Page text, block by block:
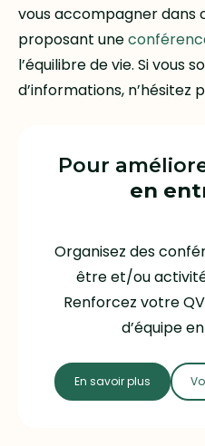
vous accompagner dans
proposant une
l’équilibre de vie. Si vous
d’informations, n’hésitez
Pour
en
Organisez des
être et/ou
Renforcez votre
d’équipe
En savoir plus